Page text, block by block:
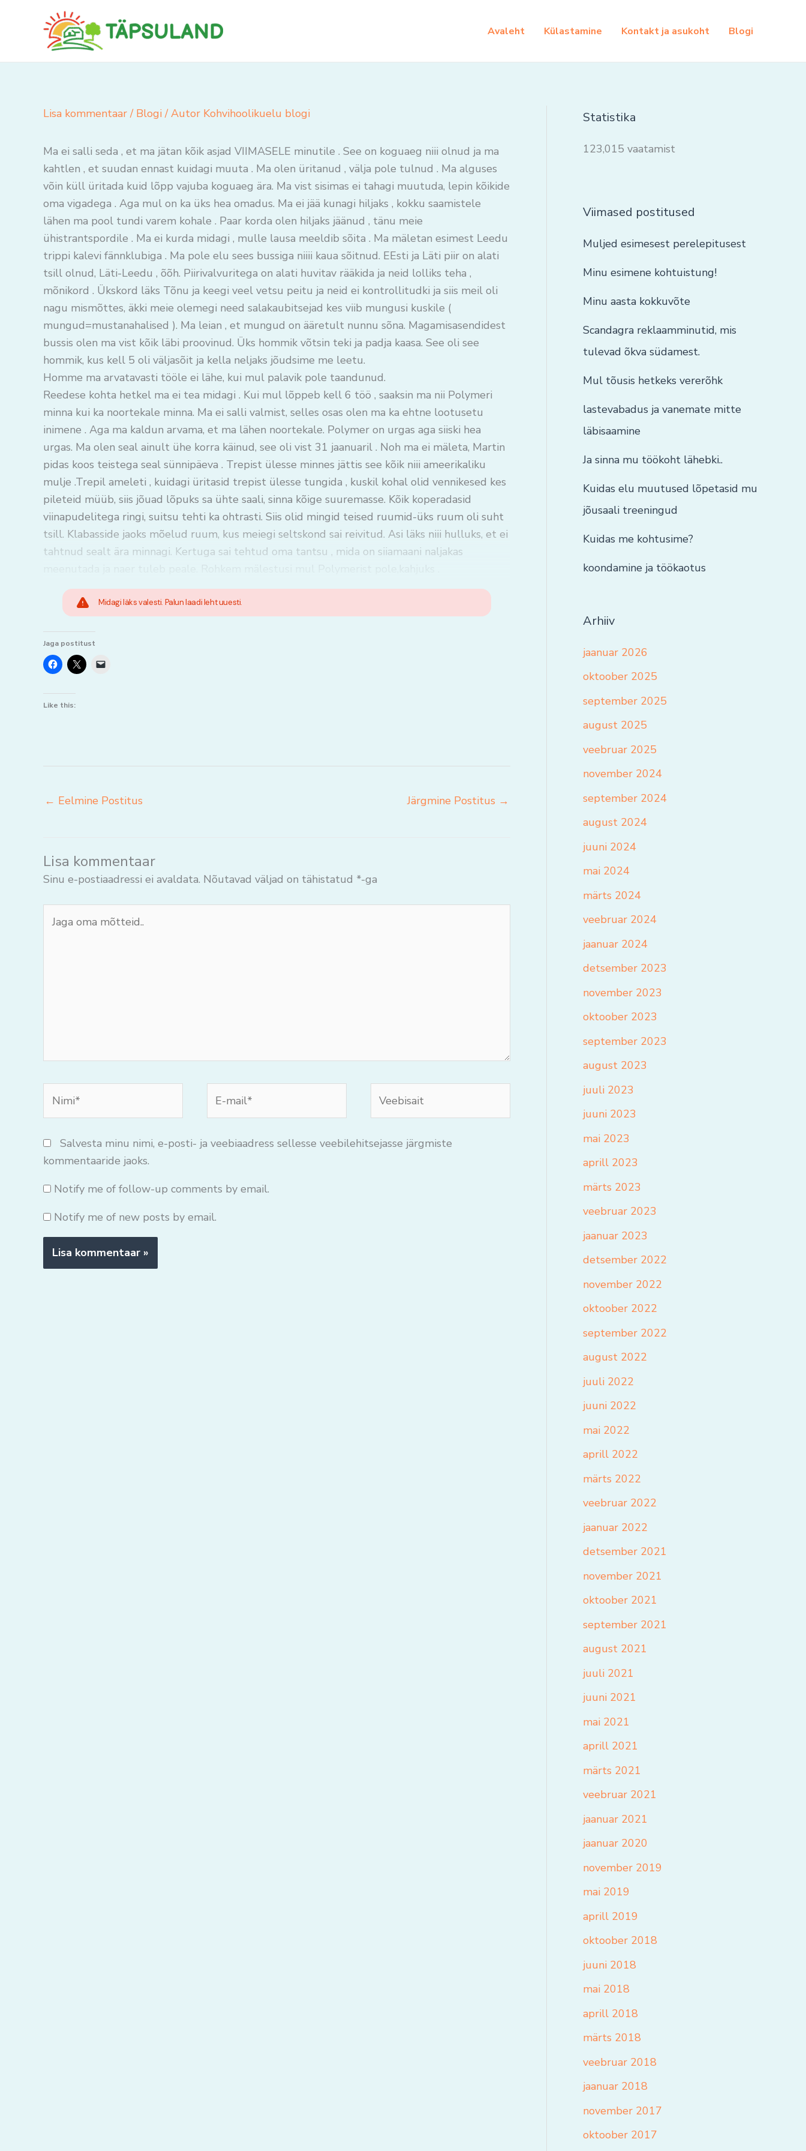
Avaleht Külastamine Kontakt ja asukoht Blogi
Lisa kommentaar / Blogi/ Autor Kohvihoolikuelu blogi
Ma ei salli seda , et ma jätan kõik asjad VIIMASELE minutile . See on koguaeg niii olnud ja ma
kahtlen , et suudan ennast kuidagi muuta . Ma olen üritanud , välja pole tulnud . Ma alguses
võin küll üritada kuid lõpp vajuba koguaeg ära. Ma vist sisimas ei tahagi muutuda, lepin kõikide
oma vigadega . Aga mul on ka üks hea omadus. Ma ei jää kunagi hiljaks , kokku saamistele
lähen ma pool tundi varem kohale . Paar korda olen hiljaks jäänud , tänu meie
ühistrantspordile . Ma ei kurda midagi , mulle lausa meeldib sõita . Ma mäletan esimest Leedu
trippi kalevi fännklubiga . Ma pole elu sees bussiga niiii kaua sõitnud. EEsti ja Läti piir on alati
tsill olnud, Läti-Leedu , õõh. Piirivalvuritega on alati huvitav rääkida ja neid lolliks teha ,
mõnikord . Ükskord läks Tõnu ja keegi veel vetsu peitu ja neid ei kontrollitudki ja siis meil oli
nagu mismõttes, äkki meie olemegi need salakaubitsejad kes viib mungusi kuskile (
mungud=mustanahalised ). Ma leian , et mungud on ääretult nunnu sõna. Magamisasendidest
bussis olen ma vist kõik läbi proovinud. Üks hommik võtsin teki ja padja kaasa. See oli see
hommik, kus kell 5 oli väljasõit ja kella neljaks jõudsime me leetu.
Homme ma arvatavasti tööle ei lähe, kui mul palavik pole taandunud.
Reedese kohta hetkel ma ei tea midagi . Kui mul lõppeb kell 6 töö , saaksin ma nii Polymeri
minna kui ka noortekale minna. Ma ei salli valmist, selles osas olen ma ka ehtne lootusetu
inimene . Aga ma kaldun arvama, et ma lähen noortekale. Polymer on urgas aga siiski hea
urgas. Ma olen seal ainult ühe korra käinud, see oli vist 31 jaanuaril . Noh ma ei mäleta, Martin
pidas koos teistega seal sünnipäeva . Trepist ülesse minnes jättis see kõik niii ameerikaliku
mulje .Trepil ameleti , kuidagi üritasid trepist ülesse tungida , kuskil kohal olid vennikesed kes
pileteid müüb, siis jõuad lõpuks sa ühte saali, sinna kõige suuremasse. Kõik koperadasid
viinapudelitega ringi, suitsu tehti ka ohtrasti. Siis olid mingid teised ruumid-üks ruum oli suht
tsill. Klabasside jaoks mõelud ruum, kus meiegi seltskond sai reivitud. Asi läks niii hulluks, et ei
tahtnud sealt ära minnagi. Kertuga sai tehtud oma tantsu , mida on siiamaani naljakas
Midagi läks valesti. Palun laadi leht uuesti.
Jaga postitust
Like this:
← Eelmine Postitus Järgmine Postitus →
Lisa kommentaar
Sinu e-postiaadressi ei avaldata. Nõutavad väljad on tähistatud *-ga
oma
mail*
Salvesta minu nimi, e-posti- ja veebiaadress sellesse veebilehitsejasse järgmiste
kommentaaride jaoks.
Notify me of follow-up comments by email.
Notify me of new posts by email.
Statistika
123,015 vaatamist
Viimased postitused
Muljed esimesest perelepitusest
Minu esimene kohtuistung!
Minu aasta kokkuvõte
Scandagra reklaamminutid, mis
tulevad õkva südamest.
Mul tõusis hetkeks vererõhk
lastevabadus ja vanemate mitte
läbisaamine
Ja sinna mu töökoht lähebki..
Kuidas elu muutused lõpetasid mu
jõusaali treeningud
Kuidas me kohtusime?
koondamine ja töökaotus
Arhiiv
jaanuar 2026
oktoober 2025
september 2025
august 2025
veebruar 2025
november 2024
september 2024
august 2024
juuni 2024
mai 2024
märts 2024
veebruar 2024
jaanuar 2024
detsember 2023
november 2023
oktoober 2023
september 2023
august 2023
juuli 2023
juuni 2023
mai 2023
aprill 2023
märts 2023
veebruar 2023
jaanuar 2023
detsember 2022
november 2022
oktoober 2022
september 2022
august 2022
juuli 2022
juuni 2022
mai 2022
aprill 2022
märts 2022
veebruar 2022
jaanuar 2022
detsember 2021
november 2021
oktoober 2021
september 2021
august 2021
juuli 2021
juuni 2021
mai 2021
aprill 2021
märts 2021
veebruar 2021
jaanuar 2021
jaanuar 2020
november 2019
mai 2019
aprill 2019
oktoober 2018
juuni 2018
mai 2018
aprill 2018
märts 2018
veebruar 2018
jaanuar 2018
november 2017
oktoober 2017